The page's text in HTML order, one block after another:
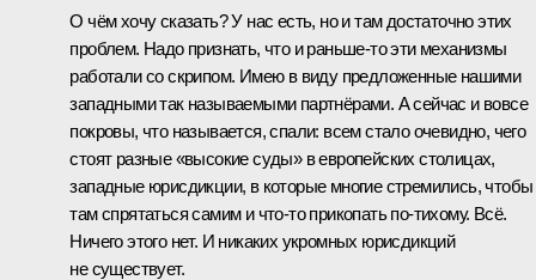
О чём хочу сказать? У нас есть, но и там достаточно этих
проблем. Надо признать, что и раньше-то эти механизмы
работали со скрипом. Имею в виду предложенные нашими
западными так называемыми партнёрами. А сейчас и вовсе
покровы, что называется, спали: всем стало очевидно, чего
стоят разные «высокие суды» в европейских столицах,
западные юрисдикции, в которые многие стремились, чтобы
там спрятаться самим и что-то прикопать по-тихому. Всё.
Ничего этого нет. И никаких укромных юрисдикций
не существует.